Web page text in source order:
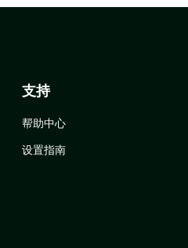
支持
帮助中心
设置指南